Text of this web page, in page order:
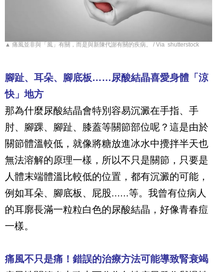
▲ 痛風並非與「風」有關，而是與新陳代謝有關的疾病。 / Via shutterstock
腳趾、耳朵、腳底板……尿酸結晶喜愛身體「涼
快」地方
那為什麼尿酸結晶會特別容易沉澱在手指、手
肘、腳踝、腳趾、膝蓋等關節部位呢？這是由於
關節體溫較低，就像將糖放進冰水中攪拌半天也
無法溶解的原理一樣，所以不只是關節，只要是
人體末端體溫比較低的位置，都有沉澱的可能，
例如耳朵、腳底板、屁股......等。我曾有位病人
的耳廓長滿一粒粒白色的尿酸結晶，好像青春痘
一樣。
痛風不只是痛！錯誤的治療方法可能導致腎衰竭